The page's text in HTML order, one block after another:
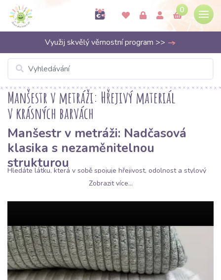
0
Využij skvělý věrnostní program >>
Manšestr v metráži: Hřejivý materiál
v krásných barvách
Manšestr v metráži: Nadčasová
klasika s nezaměnitelnou
strukturou
Hledáte látku, která v sobě spojuje hřejivost, odolnost a stylový
se vrací do módy v plné síle a v
střižená tkanina s podélnými řádky je známá svou pevností a
Proč si vybrat manšestr pro vaše
další šití?
Různé šířky řádků:Od jemného jehličkového manšestru
Zobrazit více...